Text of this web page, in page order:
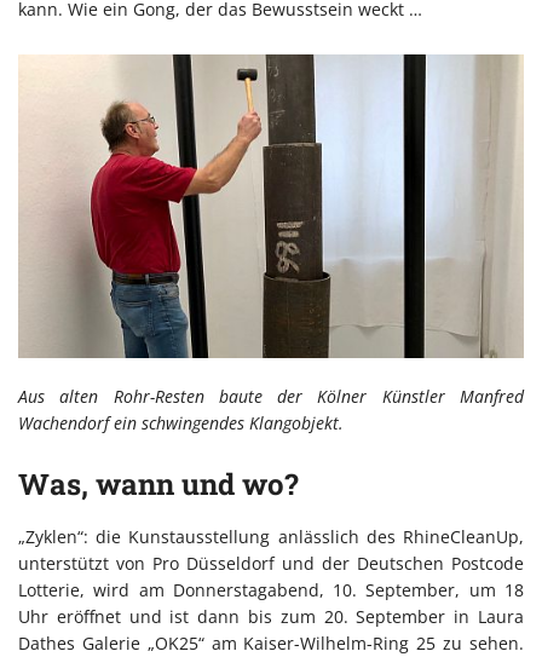
kann. Wie ein Gong, der das Bewusstsein weckt …
Aus alten Rohr-Resten baute der Kölner Künstler Manfred
Wachendorf ein schwingendes Klangobjekt.
Was, wann und wo?
„Zyklen“: die Kunstausstellung anlässlich des RhineCleanUp,
unterstützt von Pro Düsseldorf und der Deutschen Postcode
Lotterie, wird am Donnerstagabend, 10. September, um 18
Uhr eröffnet und ist dann bis zum 20. September in Laura
Dathes Galerie „OK25“ am Kaiser-Wilhelm-Ring 25 zu sehen.